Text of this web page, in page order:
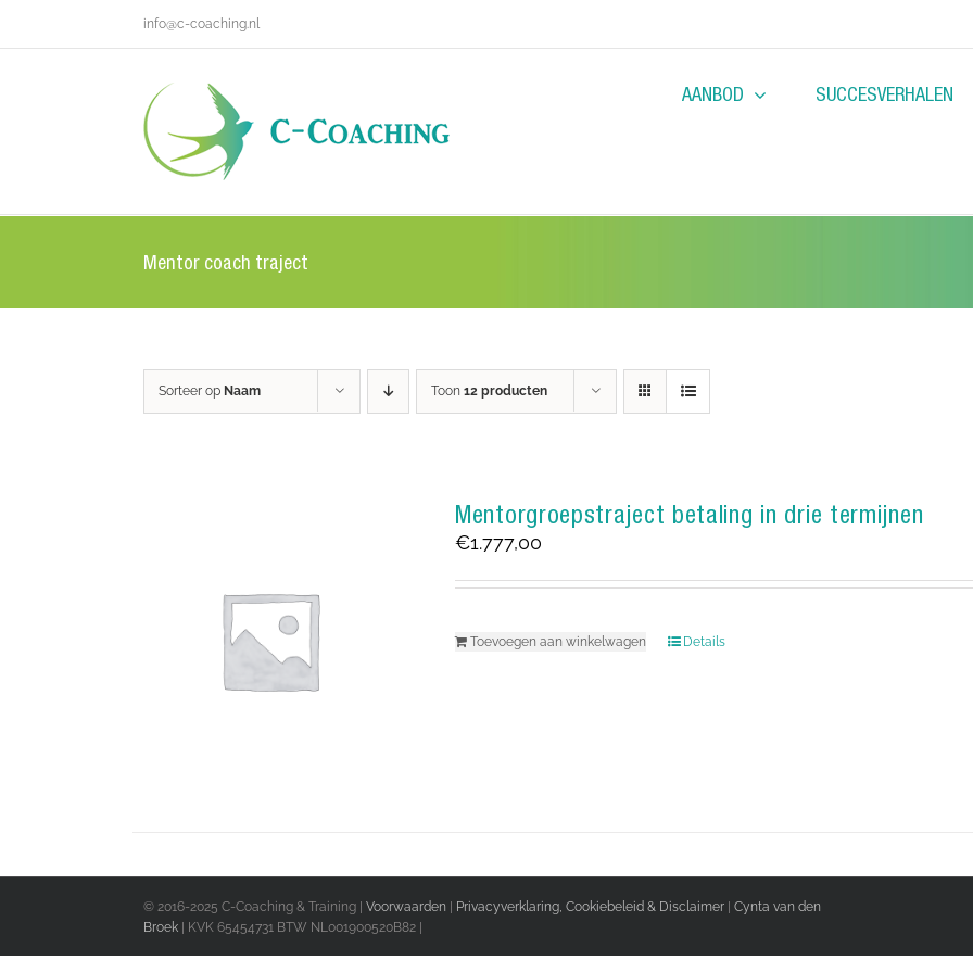
info@c-coaching.nl
AANBOD SUCCESVERHALEN
Mentor coach traject
Sorteer op Naam Toon 12 producten
Mentorgroepstraject betaling in drie termijnen
€1.777,00
Toevoegen aan winkelwagen Details
© 2016-2025 C-Coaching & Training | Voorwaarden Privacyverklaring, Cookiebeleid & Disclaimer
Cynta van den
Broek | KVK 65454731 BTW NL001900520B82 |